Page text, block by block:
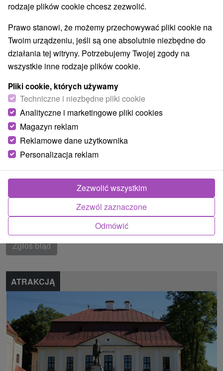
Region turystyczny
Chopok, Chopok Juh, Banskobystrický kraj, Slovenské
rudohorie, Veporské vrchy, Muránska planina
Znalazłeś błąd lub chcesz polecić nam nową atrakcję
Zgłoś błąd
ATRAKCJĄ
rodzaje plików cookie chcesz zezwolić.
Prawo stanowi, że możemy przechowywać pliki cookie na
Twoim urządzeniu, jeśli są one absolutnie niezbędne do
działania tej witryny. Potrzebujemy Twojej zgody na
wszystkie inne rodzaje plików cookie.
Pliki cookie, których używamy
Techniczne i niezbędne pliki cookie
Analityczne i marketingowe pliki cookies
Magazyn reklam
Reklamowe dane użytkownika
Personalizacja reklam
Odmówić
Zezwól zaznaczone
Zezwolić wszystkim